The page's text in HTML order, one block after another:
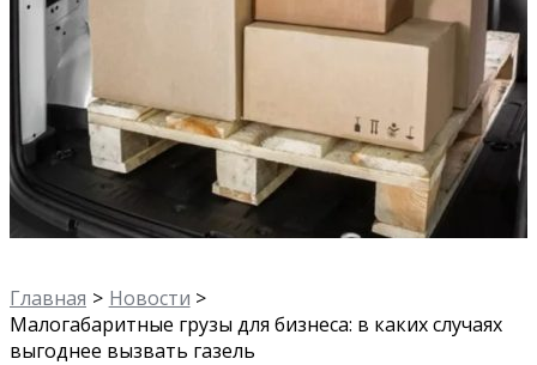
Главная
Новости
Малогабаритные грузы для бизнеса: в каких случаях
выгоднее вызвать газель